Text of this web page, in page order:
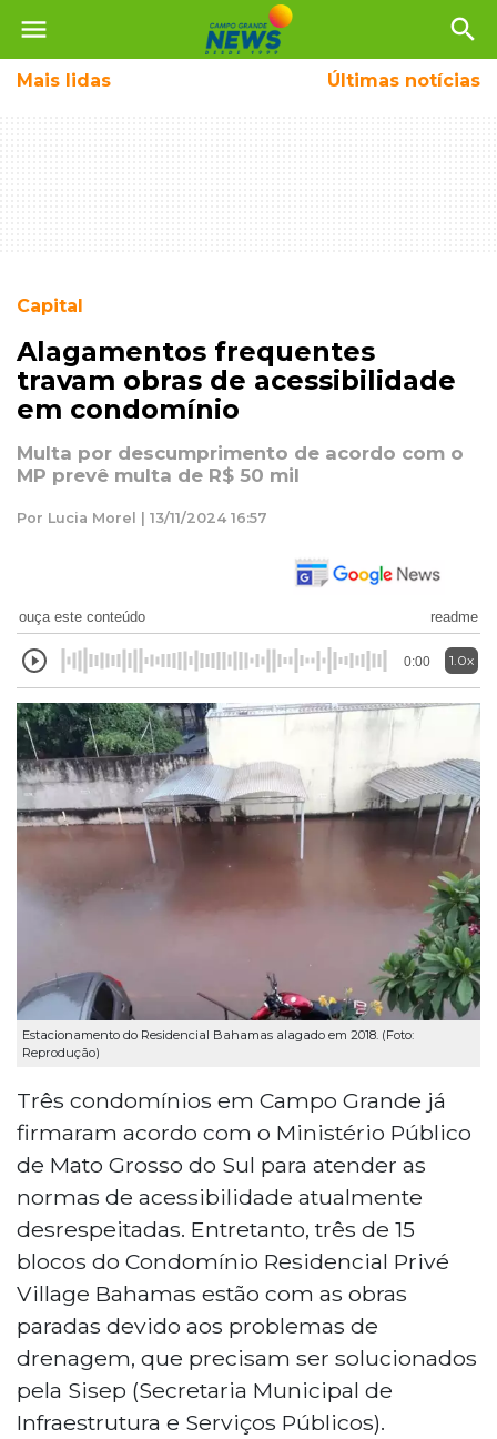
menu search
Mais lidas Últimas notícias
Capital
Alagamentos frequentes
travam obras de acessibilidade
em condomínio
Multa por descumprimento de acordo com o
MP prevê multa de R$ 50 mil
Por Lucia Morel | 13/11/2024 16:57
ouça este conteúdo readme
0:00 1.0x
Estacionamento do Residencial Bahamas alagado em 2018. (Foto:
Reprodução)
Três condomínios em Campo Grande já
firmaram acordo com o Ministério Público
de Mato Grosso do Sul para atender as
normas de acessibilidade atualmente
desrespeitadas. Entretanto, três de 15
blocos do Condomínio Residencial Privé
Village Bahamas estão com as obras
paradas devido aos problemas de
drenagem, que precisam ser solucionados
pela Sisep (Secretaria Municipal de
Infraestrutura e Serviços Públicos).